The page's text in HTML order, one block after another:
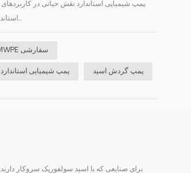
استانداردهای بین‌المللی مهندسی شده‌اند و قابلیت تعویض بالا و قابلیت اطمینان را برای جابجایی انواع مواد شیمیایی خورنده و خطرناک تضمی...
پمپ UHMWPE سفارشی
پمپ شیمیایی استاندارد پمپ گردش اسید